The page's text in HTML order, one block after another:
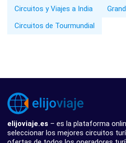
Circuitos y Viajes a India
Circuitos de Tourmundial
elijoviaje.es – es la plataforma
seleccionar los mejores circuitos